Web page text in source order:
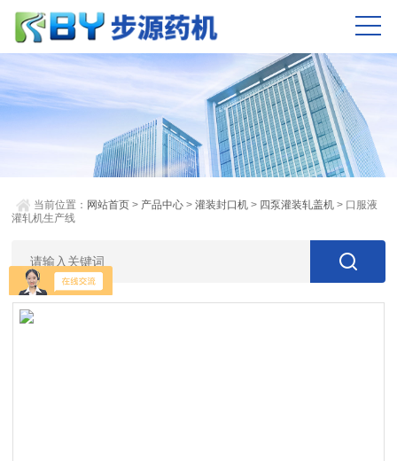
当前位置： 网站首页 > 产品中心 >灌装封口机 > 四泵灌装轧盖机 > 口服液
灌轧机生产线